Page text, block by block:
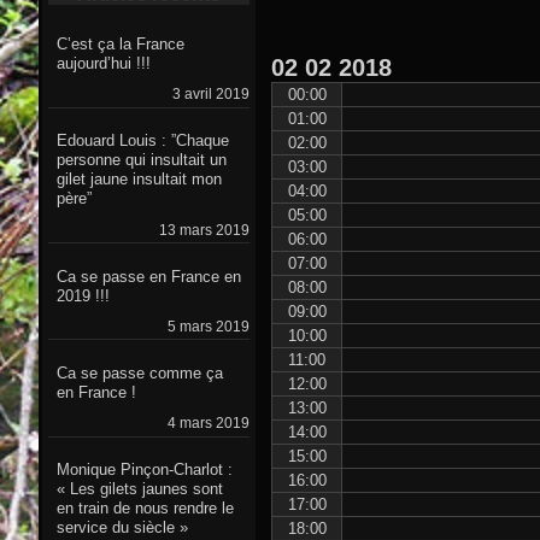
02 02 2018
00:00
01:00
02:00
03:00
04:00
05:00
06:00
07:00
08:00
09:00
10:00
11:00
12:00
13:00
14:00
15:00
16:00
17:00
18:00
C’est ça la France
aujourd’hui !!!
3 avril 2019
Edouard Louis : ”Chaque
personne qui insultait un
gilet jaune insultait mon
père”
13 mars 2019
Ca se passe en France en
2019 !!!
5 mars 2019
Ca se passe comme ça
en France !
4 mars 2019
Monique Pinçon-Charlot :
« Les gilets jaunes sont
en train de nous rendre le
service du siècle »